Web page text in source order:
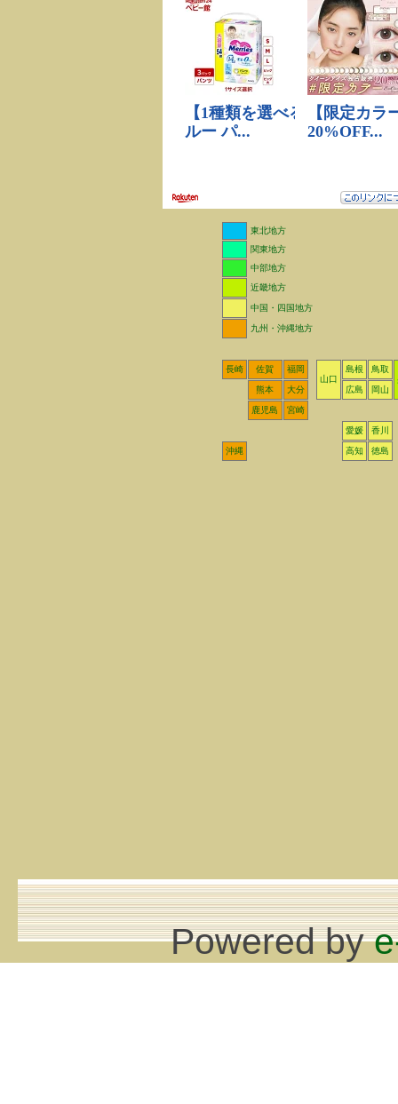
東北地方
関東地方
中部地方
近畿地方
中国・四国地方
九州・沖縄地方
長崎 佐賀
福岡
山口
島根
鳥取
熊本
大分 広島 岡山
鹿児島 宮崎
愛媛 香川
沖縄 高知 徳島
Powered by